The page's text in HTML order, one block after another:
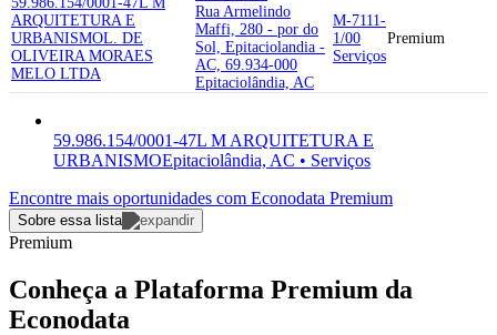
ARQUITETURA E
URBANISMOL. DE
OLIVEIRA MORAES
MELO LTDA
Rua Armelindo
Maffi, 280 - por do
Sol, Epitaciolandia -
AC, 69.934-000
Epitaciolândia, AC
M-7111-
1/00
Serviços
Premium
59.986.154/0001-47L M ARQUITETURA E
URBANISMOEpitaciolândia, AC • Serviços
Encontre mais oportunidades com Econodata Premium
Sobre essa lista
Premium
Conheça a Plataforma Premium da
Econodata